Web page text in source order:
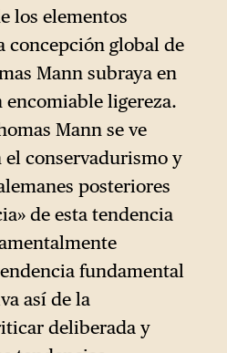
los elementos
concepción global de
Mann subraya en
encomiable ligereza.
Mann se ve
el conservadurismo y
posteriores
de esta tendencia
fundamental
así de la
deliberada y